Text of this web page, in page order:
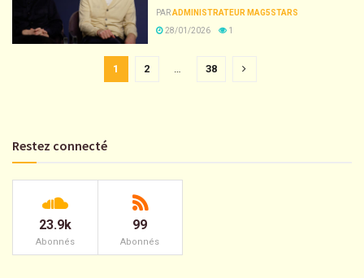
PARADMINISTRATEUR MAG5STARS
28/01/2026
1
1 2 38
Restez connecté
23.9k
Abonnés
99
Abonnés